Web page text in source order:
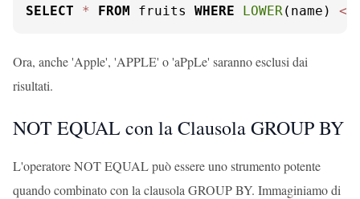
SELECT * FROM fruits WHERE LOWER(name) <>
Ora, anche 'Apple', 'APPLE' o 'aPpLe' saranno esclusi dai
risultati.
NOT EQUAL con la Clausola GROUP BY
L'operatore NOT EQUAL può essere uno strumento potente
quando combinato con la clausola GROUP BY. Immaginiamo di